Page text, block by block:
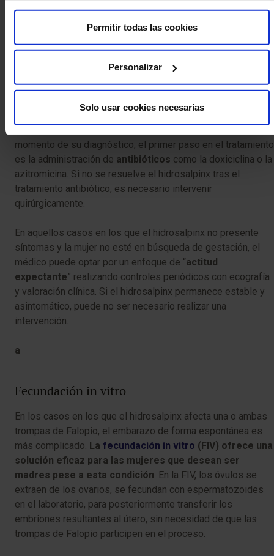
Permitir todas las cookies
Personalizar
Solo usar cookies necesarias
la cirugía laparoscópica o laparotomía. Sin embargo, la
reparación de las trompas rara vez es efectiva en casos de
hidrosalpinx avanzado, y las tasas de éxito para lograr un
menos común y generalmente no es la primera opción.
Tratamiento no quirúrgico
momento de su diagnóstico, el primer paso en el tratamiento
es la administración de antibióticos como la doxiciclina o la
azitromicina. Si no se resuelve el hidrosalpinx tras el
tratamiento antibiótico, es necesario intervenir
quirúrgicamente.
En aquellos casos en los que el hidrosalpinx no presente
síntomas y la mujer no esté en búsqueda de gestación, el
médico puede optar por un enfoque de “actitud
expectante” realizando controles periódicos con ecografía
y valoración clínica. Si el hidrosalpinx permanece estable y
asintomático, puede no ser necesario realizar una
intervención.
a
Fecundación in vitro
En los casos en los que el hidrosalpinx afecta una o ambas
trompas de Falopio, el embarazo de forma espontánea es
más complicado. La fecundación in vitro (FIV) ofrece una
solución eficaz para las mujeres que desean ser
madres pese a esta condición. En la FIV, los óvulos se
extraen de los ovarios, se fecundan con espermatozoides
en el laboratorio, para posteriormente transferir los
embriones resultantes al útero, sin necesidad de que las
trompas de Falopio participen en el proceso.